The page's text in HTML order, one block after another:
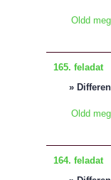
Oldd
165. feladat
»
Oldd
164. feladat